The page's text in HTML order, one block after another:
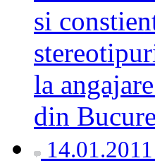
si
la
din
14.01.2011